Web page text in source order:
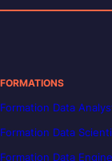
FORMATIONS
Formation Data
Formation Data
Formation Data